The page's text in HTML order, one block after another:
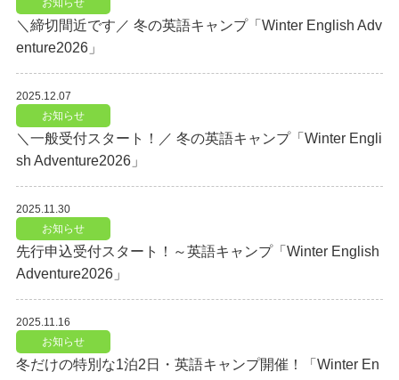
お知らせ
＼締切間近です／ 冬の英語キャンプ「Winter English Adv
enture2026」
2025.12.07
お知らせ
＼一般受付スタート！／ 冬の英語キャンプ「Winter Engli
sh Adventure2026」
2025.11.30
お知らせ
先行申込受付スタート！～英語キャンプ「Winter English
Adventure2026」
2025.11.16
お知らせ
冬だけの特別な1泊2日・英語キャンプ開催！「Winter En